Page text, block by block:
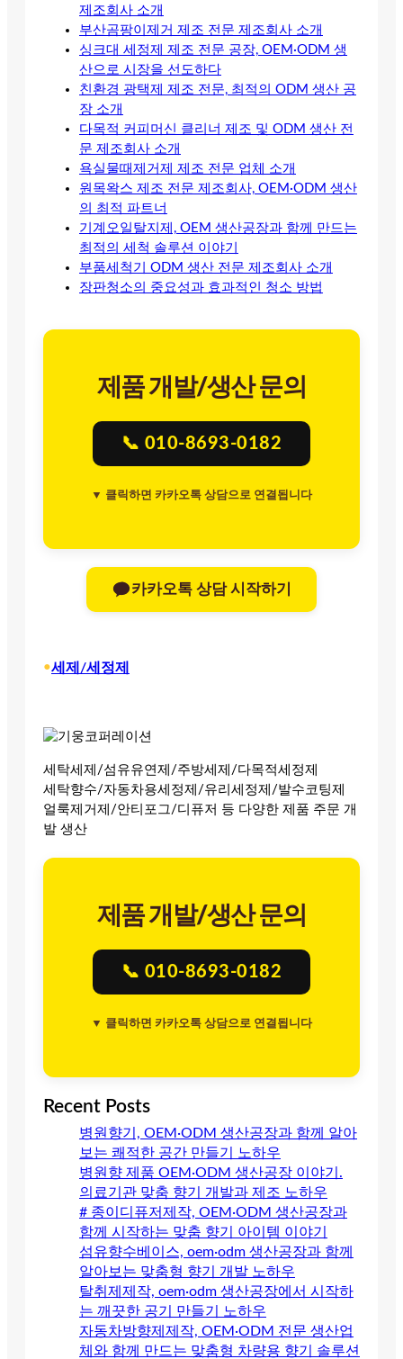
제조회사 소개
부산곰팡이제거 제조 전문 제조회사 소개
싱크대 세정제 제조 전문 공장, OEM·ODM 생
산으로 시장을 선도하다
친환경 광택제 제조 전문, 최적의 ODM 생산 공
장 소개
다목적 커피머신 클리너 제조 및 ODM 생산 전
문 제조회사 소개
욕실물때제거제 제조 전문 업체 소개
원목왁스 제조 전문 제조회사, OEM·ODM 생산
의 최적 파트너
기계오일탈지제, OEM 생산공장과 함께 만드는
최적의 세척 솔루션 이야기
부품세척기 ODM 생산 전문 제조회사 소개
장판청소의 중요성과 효과적인 청소 방법
제품 개발/생산 문의
📞 010-8693-0182
▼ 클릭하면 카카오톡 상담으로 연결됩니다
카카오톡 상담 시작하기
•세제/세정제
세탁세제/섬유유연제/주방세제/다목적세정제
세탁향수/자동차용세정제/유리세정제/발수코팅제
얼룩제거제/안티포그/디퓨저 등 다양한 제품 주문 개
발 생산
제품 개발/생산 문의
📞 010-8693-0182
▼ 클릭하면 카카오톡 상담으로 연결됩니다
Recent Posts
병원향기, OEM·ODM 생산공장과 함께 알아
보는 쾌적한 공간 만들기 노하우
병원향 제품 OEM·ODM 생산공장 이야기.
의료기관 맞춤 향기 개발과 제조 노하우
# 종이디퓨저제작, OEM·ODM 생산공장과
함께 시작하는 맞춤 향기 아이템 이야기
섬유향수베이스, oem·odm 생산공장과 함께
알아보는 맞춤형 향기 개발 노하우
탈취제제작, oem·odm 생산공장에서 시작하
는 깨끗한 공기 만들기 노하우
자동차방향제제작, OEM·ODM 전문 생산업
체와 함께 만드는 맞춤형 차량용 향기 솔루션